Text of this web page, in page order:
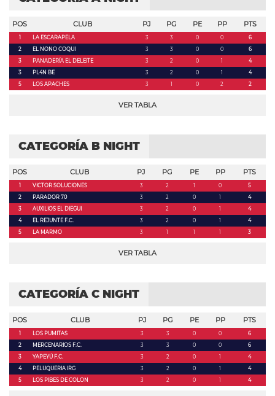
POS CLUB PJ PG PE PP PTS
1 LA ESCARAPELA 3 3 0 0
6
2
EL NONO COQUI 3 3 0 0
6
3
PANADERÍA EL DELEITE 3 2 0 1
4
3
PL4N BE 3 2 0 1
4
5
LOS APACHES 3 1 0 2 2
VER TABLA
CATEGORÍA B NIGHT
POS CLUB PJ PG PE PP PTS
1 VICTOR SOLUCIONES 3 2 1 0
5
2
PARADOR 70 3 2 0 1
4
3
AUXILIOS EL DIEGUI 3 2 0 1
4
4
EL REJUNTE F.C. 3 2 0 1
4
5
LA MARMO 3 1 1 1 3
VER TABLA
CATEGORÍA C NIGHT
POS CLUB PJ PG PE PP PTS
1 LOS PUMITAS 3 3 0 0
6
2
MERCENARIOS F.C. 3 3 0 0
6
3
YAPEYÚ F.C. 3 2 0 1
4
4
PELUQUERIA IRG 3 2 0 1
4
5
LOS PIBES DE COLON 3 2 0 1 4